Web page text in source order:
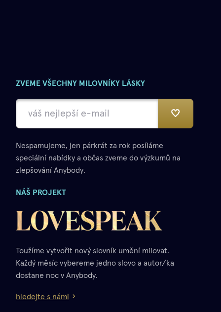
ZVEME VŠECHNY MILOVNÍKY LÁSKY
🤍
Nespamujeme, jen párkrát za rok posíláme
speciální nabídky a občas zveme do výzkumů na
zlepšování Anybody.
NÁŠ PROJEKT
Toužíme vytvořit nový slovník umění milovat.
Každý měsíc vybereme jedno slovo a autor/ka
dostane noc v Anybody.
hledejte s námi